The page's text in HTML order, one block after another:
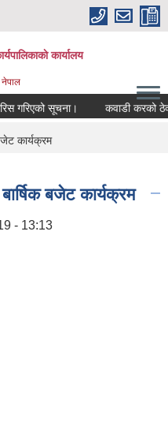
कार्यालय
नेपाल
सूचना। कवाडी करको ठेक्का
कार्यक्रम
बजेट कार्यक्रम
- 13:13